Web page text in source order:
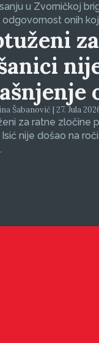
u Zvorničkoj
odgovornost onih
Šabanović | 27. Jula
za ratne zločine
nije došao na